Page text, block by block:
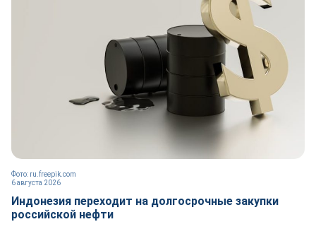
6 августа 2026
Фото: ru.freepik.com
Индонезия переходит на долгосрочные закупки
российской нефти